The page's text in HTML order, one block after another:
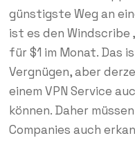
günstigste Weg an
ist es den Windscribe
für $1 im Monat. Das
Vergnügen, aber
einem VPN Service
können. Daher
Companies auch